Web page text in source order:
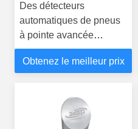
Des détecteurs
automatiques de pneus
à pointe avancée
certifiés ISO9001 2008
CE avec télécommande
Obtenez le meilleur prix